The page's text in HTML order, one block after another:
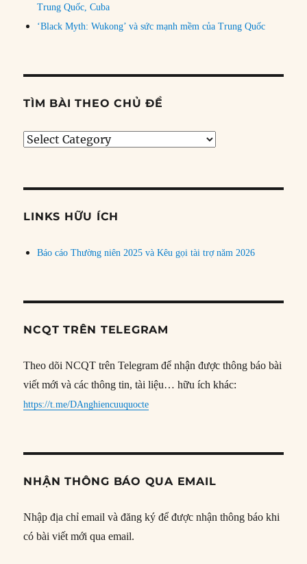
Trung Quốc, Cuba
‘Black Myth: Wukong’ và sức mạnh mềm của Trung Quốc
TÌM BÀI THEO CHỦ ĐỀ
Tìm
đề
LINKS HỮU ÍCH
Báo cáo Thường niên 2025 và Kêu gọi tài trợ năm 2026
NCQT TRÊN TELEGRAM
Theo dõi NCQT trên Telegram để nhận được thông báo bài
viết mới và các thông tin, tài liệu… hữu ích khác:
https://t.me/DAnghiencuuquocte
NHẬN THÔNG BÁO QUA EMAIL
Nhập địa chỉ email và đăng ký để được nhận thông báo khi
có bài viết mới qua email.